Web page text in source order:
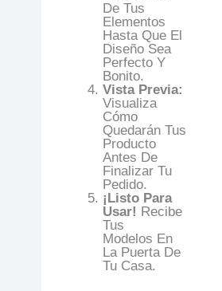
De Tus
Elementos
Hasta Que El
Diseño Sea
Perfecto Y
Bonito.
Vista Previa:
Visualiza
Cómo
Quedarán Tus
Producto
Antes De
Finalizar Tu
Pedido.
¡Listo Para
Usar! Recibe
Tus
Modelos En
La Puerta De
Tu Casa.